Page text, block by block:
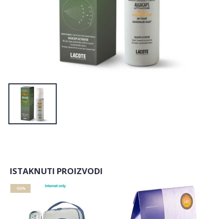
ISTAKNUTI PROIZVODI
-50%